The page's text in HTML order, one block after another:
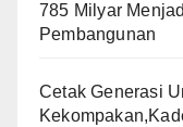
785 Milyar
Pembangunan
Cetak Generasi